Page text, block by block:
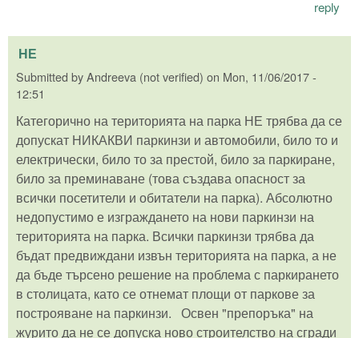
reply
НЕ
Submitted byAndreeva (not verified) on Mon, 11/06/2017 -
12:51
Категорично на територията на парка НЕ трябва да се
допускат НИКАКВИ паркинзи и автомобили, било то и
електрически, било то за престой, било за паркиране,
било за преминаване (това създава опасност за
всички посетители и обитатели на парка). Абсолютно
недопустимо е изграждането на нови паркинзи на
територията на парка. Всички паркинзи трябва да
бъдат предвиждани извън територията на парка, а не
да бъде търсено решение на проблема с паркирането
в столицата, като се отнемат площи от паркове за
построяване на паркинзи. Освен "препоръка" на
журито да не се допуска ново строителство на сгради